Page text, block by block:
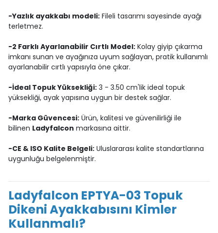
-Yazlık ayakkabı modeli:Fileli tasarımı sayesinde ayağı
terletmez.
-2 Farklı Ayarlanabilir Cırtlı Model:Kolay giyip çıkarma
imkanı sunan ve ayağınıza uyum sağlayan, pratik kullanımlı
ayarlanabilir cırtlı yapısıyla öne çıkar.
-İdeal Topuk Yüksekliği:3 - 3.50 cm'lik ideal topuk
yüksekliği, ayak yapısına uygun bir destek sağlar.
-Marka Güvencesi:Ürün, kalitesi ve güvenilirliği ile
bilinen Ladyfalcon markasına aittir.
-CE & ISO Kalite Belgeli:Uluslararası kalite standartlarına
uygunluğu belgelenmiştir.
Ladyfalcon EPTYA-03 Topuk
Dikeni Ayakkabısını Kimler
Kullanmalı?